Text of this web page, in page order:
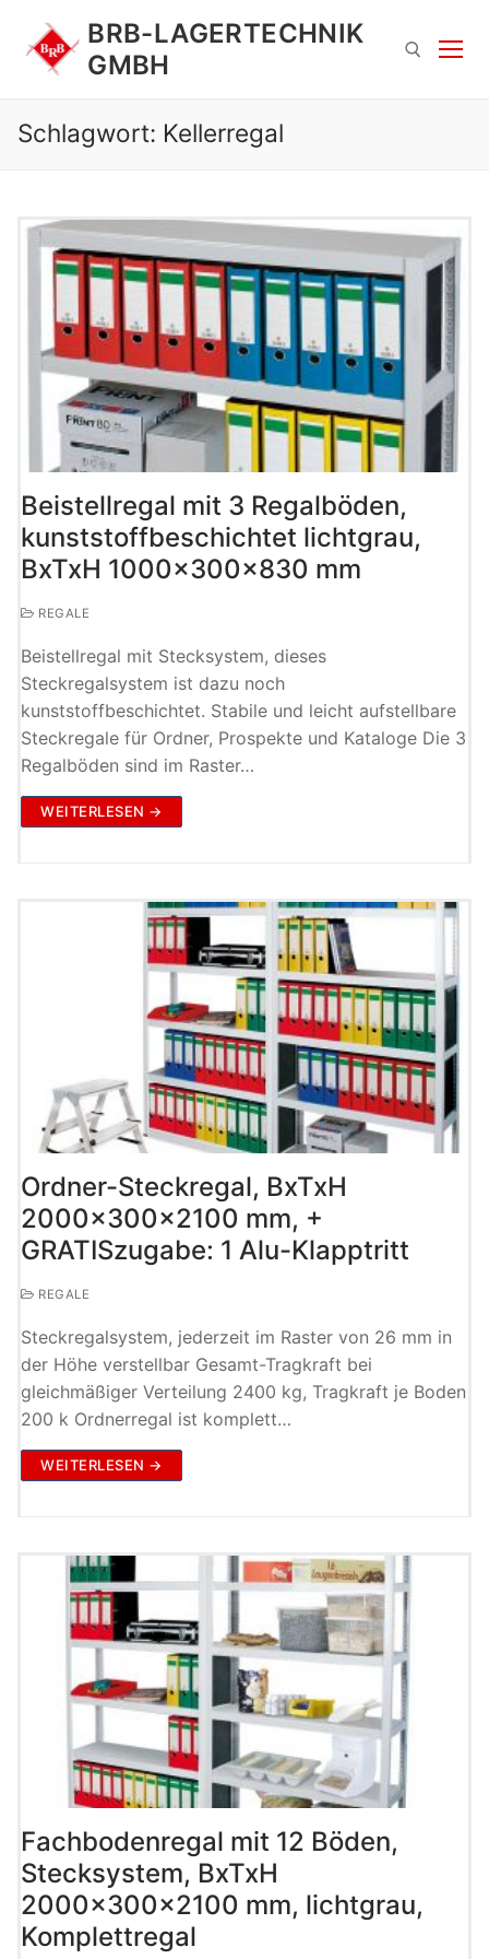
Inhalt
springen
BRB-LAGERTECHNIK
GMBH
Suchen nach:
Suchen
nach:
Schlagwort: Kellerregal
Beistellregal mit 3 Regalböden,
kunststoffbeschichtet lichtgrau,
BxTxH 1000x300x830 mm
REGALE
Beistellregal mit Stecksystem, dieses
Steckregalsystem ist dazu noch
kunststoffbeschichtet. Stabile und leicht aufstellbare
Steckregale für Ordner, Prospekte und Kataloge Die 3
Regalböden sind im Raster…
WEITERLESEN →
Ordner-Steckregal, BxTxH
2000x300x2100 mm, +
GRATISzugabe: 1 Alu-Klapptritt
REGALE
Steckregalsystem, jederzeit im Raster von 26 mm in
der Höhe verstellbar Gesamt-Tragkraft bei
gleichmäßiger Verteilung 2400 kg, Tragkraft je Boden
200 k Ordnerregal ist komplett…
WEITERLESEN →
Fachbodenregal mit 12 Böden,
Stecksystem, BxTxH
2000x300x2100 mm, lichtgrau,
Komplettregal